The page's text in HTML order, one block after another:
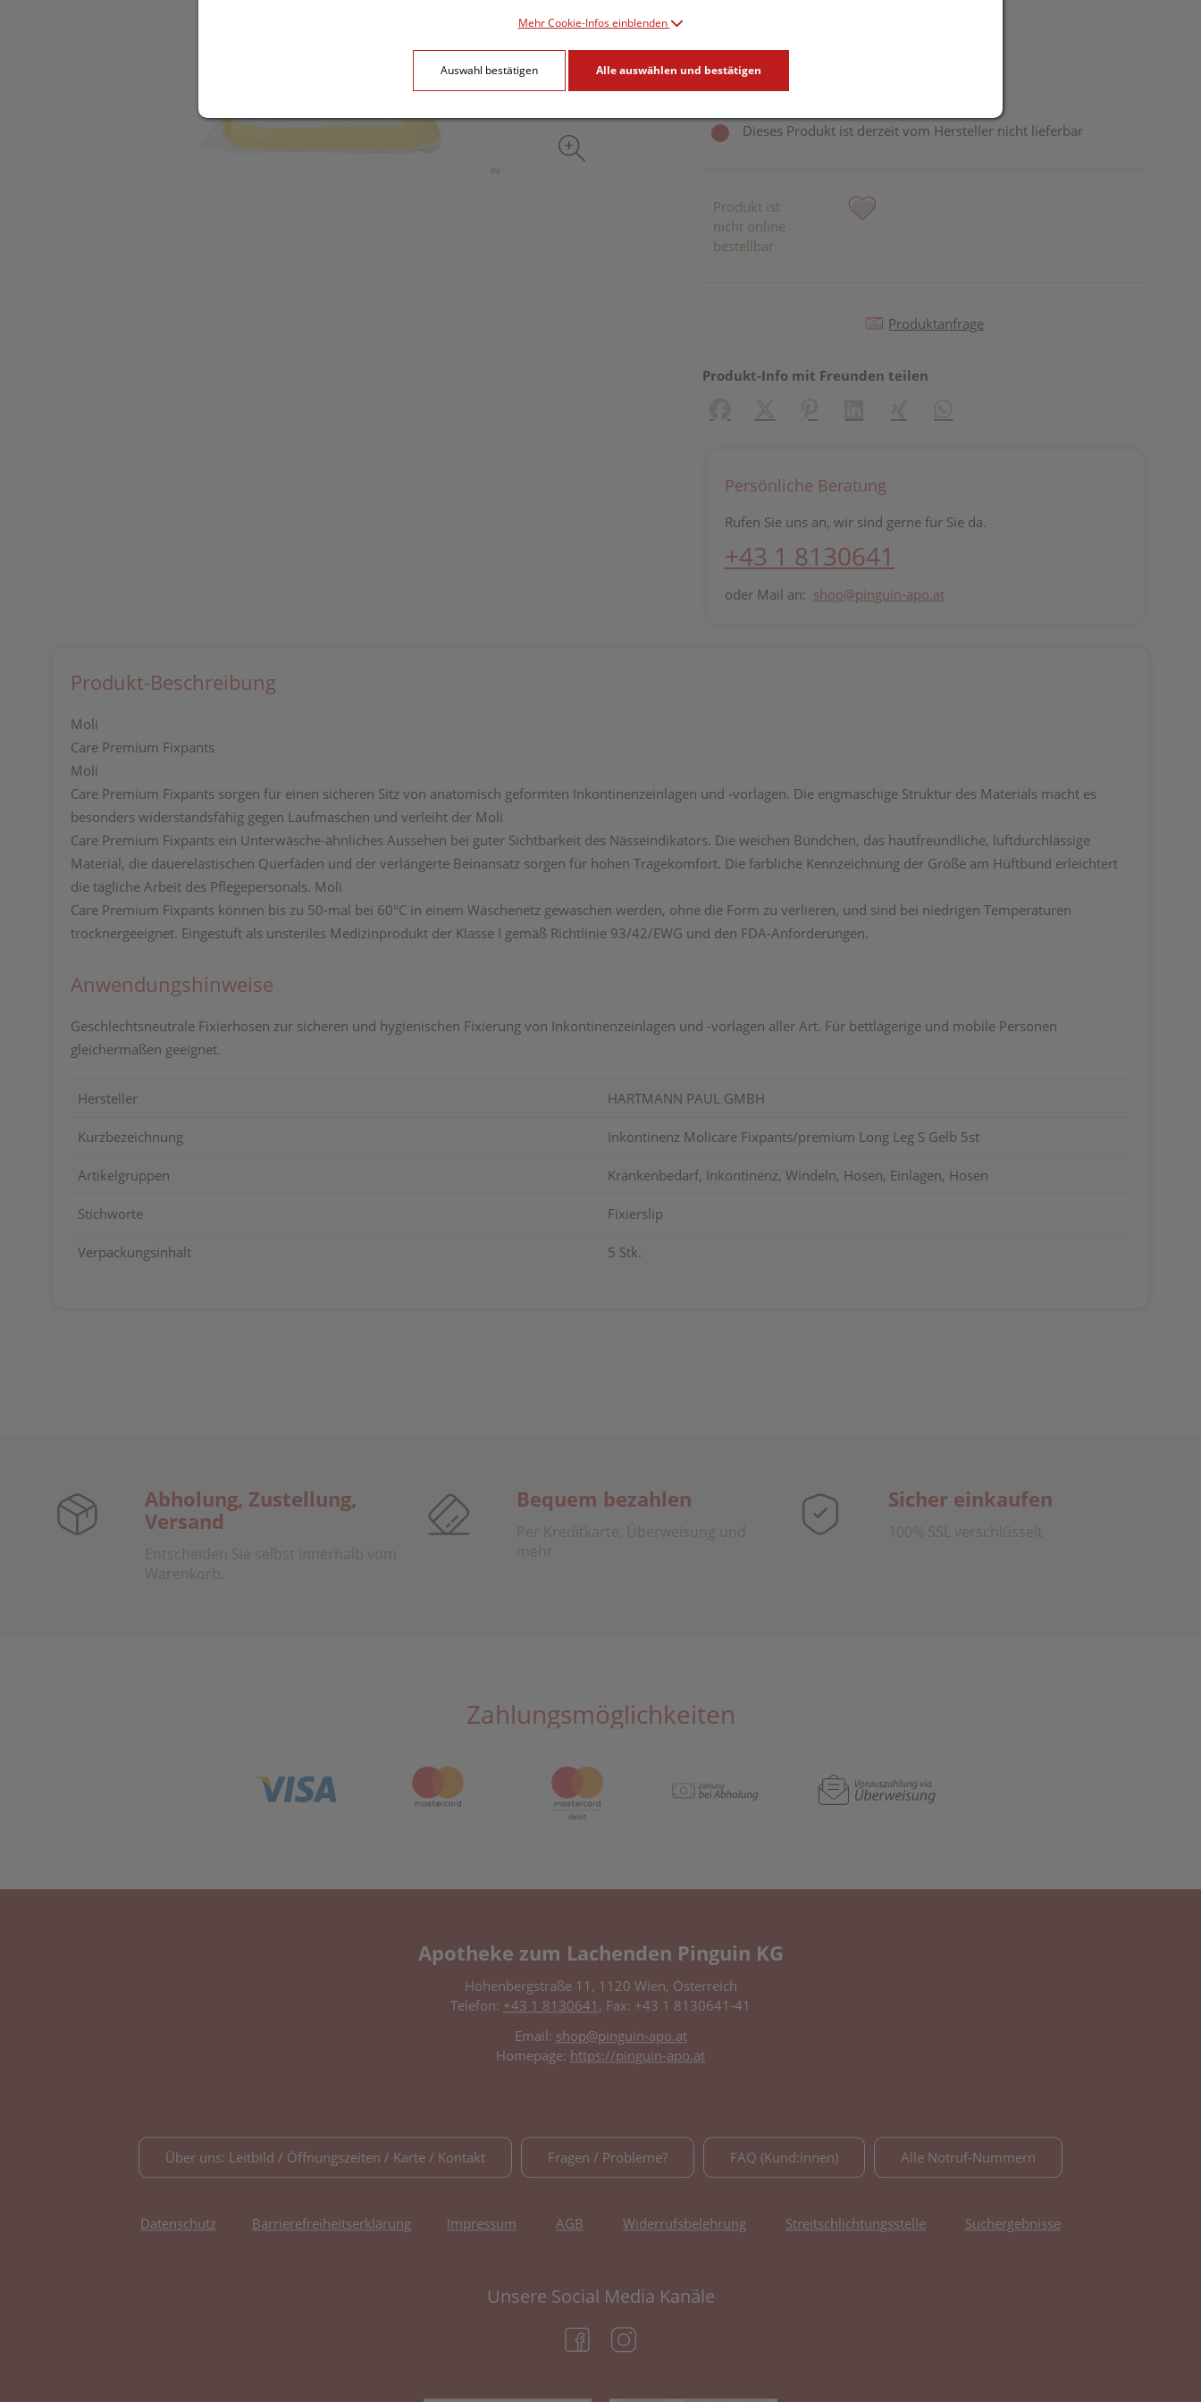
Dieses Produkt ist derzeit vom Hersteller nicht lieferbar
Produkt ist
nicht online
bestellbar
Produktanfrage
Produkt-Info mit Freunden teilen
Persönliche Beratung
Rufen Sie uns an, wir sind gerne für Sie da.
+43 1 8130641
oder Mail an: shop@pinguin-apo.at
Produkt-Beschreibung
Moli
Care Premium Fixpants
Moli
Care Premium Fixpants sorgen für einen sicheren Sitz von anatomisch geformten Inkontinenzeinlagen und -vorlagen. Die engmaschige Struktur des Materials macht es
besonders widerstandsfähig gegen Laufmaschen und verleiht der Moli
Care Premium Fixpants ein Unterwäsche-ähnliches Aussehen bei guter Sichtbarkeit des Nässeindikators. Die weichen Bündchen, das hautfreundliche, luftdurchlässige
Material, die dauerelastischen Querfäden und der verlängerte Beinansatz sorgen für hohen Tragekomfort. Die farbliche Kennzeichnung der Größe am Hüftbund erleichtert
die tägliche Arbeit des Pflegepersonals. Moli
Care Premium Fixpants können bis zu 50-mal bei 60°C in einem Wäschenetz gewaschen werden, ohne die Form zu verlieren, und sind bei niedrigen Temperaturen
trocknergeeignet. Eingestuft als unsteriles Medizinprodukt der Klasse I gemäß Richtlinie 93/42/EWG und den FDA-Anforderungen.
Anwendungshinweise
Geschlechtsneutrale Fixierhosen zur sicheren und hygienischen Fixierung von Inkontinenzeinlagen und -vorlagen aller Art. Für bettlägerige und mobile Personen
gleichermaßen geeignet.
Hersteller HARTMANN PAUL GMBH
Kurzbezeichnung Inkontinenz Molicare Fixpants/premium Long Leg S Gelb 5st
Artikelgruppen Krankenbedarf, Inkontinenz, Windeln, Hosen, Einlagen, Hosen
Stichworte Fixierslip
Verpackungsinhalt 5 Stk.
Abholung, Zustellung,
Versand
Entscheiden Sie selbst innerhalb vom
Warenkorb.
Bequem bezahlen
Per Kreditkarte, Überweisung und
mehr
Sicher einkaufen
100% SSL verschlüsselt
Zahlungsmöglichkeiten
Apotheke zum Lachenden Pinguin KG
Hohenbergstraße 11, 1120 Wien, Österreich
Telefon: +43 1 8130641 , Fax: +43 1 8130641-41
Email: shop@pinguin-apo.at
Homepage: https://pinguin-apo.at
Über uns: Leitbild / Öffnungszeiten / Karte / Kontakt Fragen / Probleme? FAQ (Kund:innen) Alle Notruf-Nummern
Datenschutz Barrierefreiheitserklärung Impressum AGB Widerrufsbelehrung Streitschlichtungsstelle Suchergebnisse
Unsere Social Media Kanäle
(öffnet in neuem Tab)
Mehr Cookie-Infos einblenden
Auswahl bestätigen Alle auswählen und bestätigen